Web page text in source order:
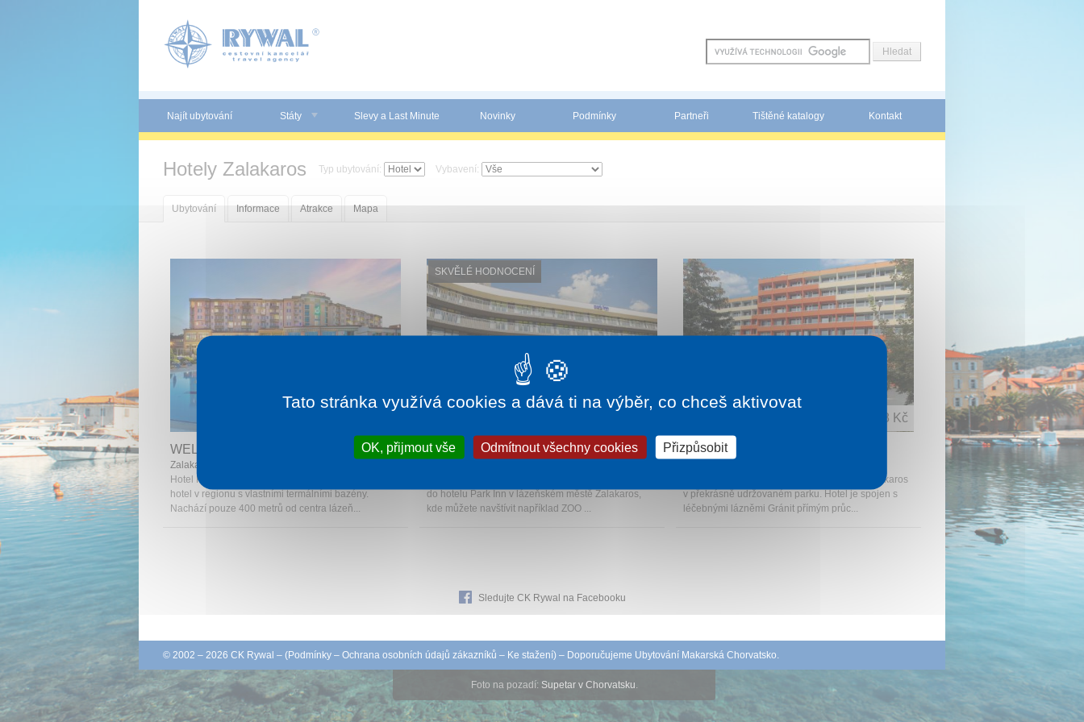
Najít ubytování Státy Slevy a Last Minute Novinky Podmínky Partneři Tištěné katalogy Kontakt
Hotely Zalakaros Typ ubytování: Vybavení:
Ubytování Informace Atrakce Mapa
WELLNESS HOTEL KAROS SPA
Zalakaros
Hotel Karos Spa****superior je nejlepší wellness
hotel v regionu s vlastními termálními bazény.
Nachází pouze 400 metrů od centra lázeň...
SKVĚLÉ HODNOCENÍ
HOTEL PARK INN
do hotelu Park Inn v lázeňském městě Zalakaros,
kde můžete navštívit například ZOO ...
HOTEL FREYA
Hotel Freya*** se nachází v centru města Zalakaros
v překrásně udržovaném parku. Hotel je spojen s
léčebnými lázněmi Gránit přímým průc...
2 108 Kč
Sledujte CK Rywal na Facebooku
© 2002 – 2026 CK Rywal – (Podmínky – Ochrana osobních údajů zákazníků – Ke stažení) – Doporučujeme Ubytování Makarská Chorvatsko.
Foto na pozadí: Supetar v Chorvatsku.
Tato stránka využívá cookies a dává ti na výběr, co chceš aktivovat
OK, přijmout vše Odmítnout všechny cookies Přizpůsobit